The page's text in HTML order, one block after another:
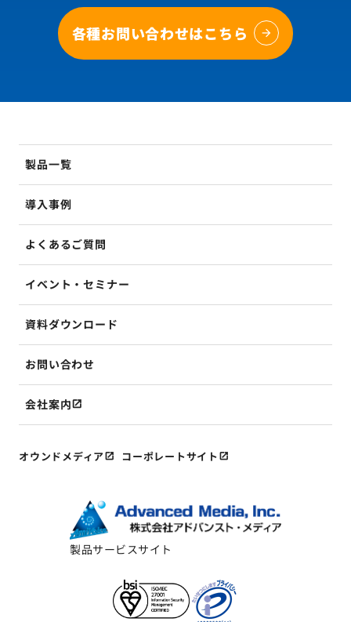
各種お問い合わせはこちら
製品サービスサイト
製品一覧
導入事例
よくあるご質問
イベント・セミナー
資料ダウンロード
お問い合わせ
会社案内
オウンドメディア コーポレートサイト